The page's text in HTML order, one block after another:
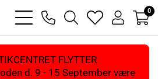
bars
light
phone
magnifying
glass
heart
light
user
light
0
FLYTTER
d. 9 - 15 September være